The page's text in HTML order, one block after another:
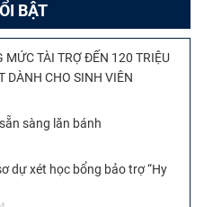
BẬT
MỨC TÀI TRỢ ĐẾN 120 TRIỆU
DÀNH CHO SINH VIÊN
sàng lăn bánh
dự xét học bổng bảo trợ “Hy